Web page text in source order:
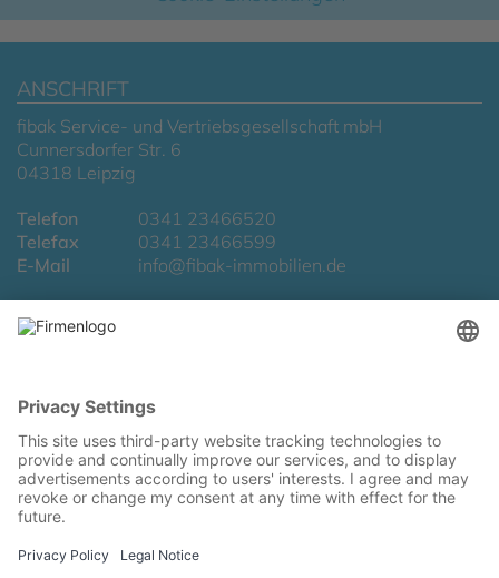
ANSCHRIFT
fibak Service- und Vertriebsgesellschaft mbH
Cunnersdorfer Str. 6
04318 Leipzig
Telefon
0341 23466520
Telefax
0341 23466599
E-Mail
info@fibak-immobilien.de
LAGE & ROUTENPLANUNG
Routenplanung zu uns
We need your consent to load the